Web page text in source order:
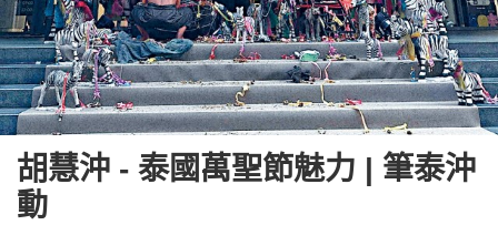
胡慧沖 - 泰國萬聖節魅力 | 筆泰沖
動